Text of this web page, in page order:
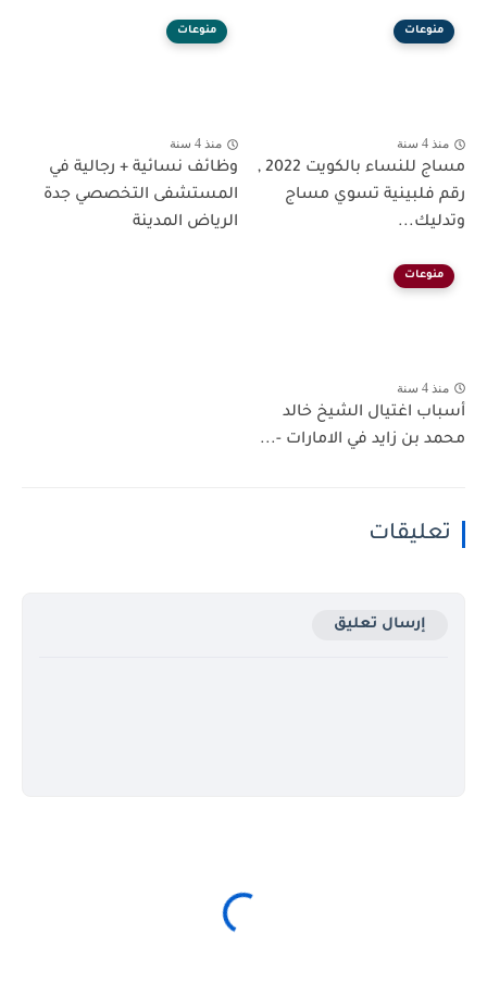
منوعات
منذ 4 سنة
مساج للنساء بالكويت 2022 ,
رقم فلبينية تسوي مساج
وتدليك...
منوعات
منذ 4 سنة
وظائف نسائية + رجالية في
المستشفى التخصصي جدة
الرياض المدينة
منوعات
منذ 4 سنة
أسباب اغتيال الشيخ خالد
محمد بن زايد في الامارات -...
تعليقات
إرسال تعليق